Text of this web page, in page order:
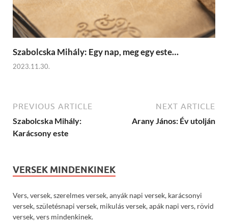
Szabolcska Mihály: Egy nap, meg egy este…
2023.11.30.
PREVIOUS ARTICLE
Szabolcska Mihály:
Karácsony este
NEXT ARTICLE
Arany János: Év utolján
VERSEK MINDENKINEK
Vers, versek, szerelmes versek, anyák napi versek, karácsonyi
versek, születésnapi versek, mikulás versek, apák napi vers, rövid
versek, vers mindenkinek.